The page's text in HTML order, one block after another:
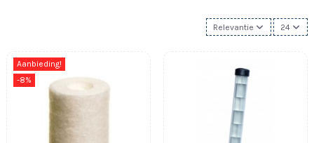
Relevantie 24
Aanbieding!
-8%